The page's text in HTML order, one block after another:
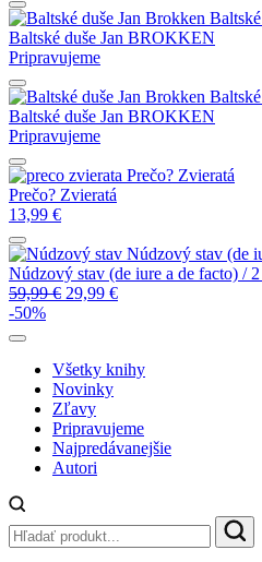
Baltské duše Jan BROKKEN
Pripravujeme
Baltské duše Jan BROKKEN
Pripravujeme
Prečo? Zvieratá
Prečo? Zvieratá
13,99 €
Núdzový stav (de
Núdzový stav (de iure a de facto) /
59,99€ 29,99 €
-50%
Všetky knihy
Novinky
Zľavy
Pripravujeme
Najpredávanejšie
Autori